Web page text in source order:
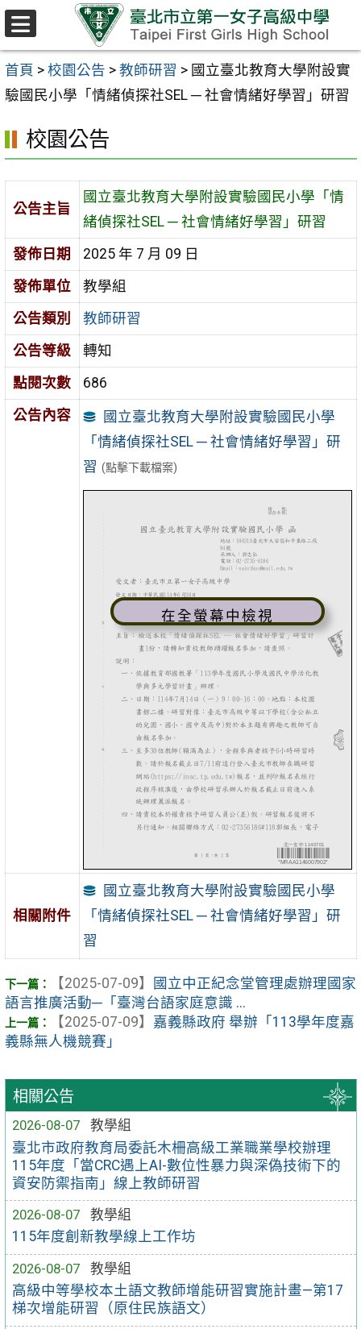
跳至主要內容區
首頁 > 校園公告 > 教師研習 > 國立臺北教育大學附設實
驗國民小學「情緒偵探社SEL ─ 社會情緒好學習」研習
相關公告
2026-08-07
教學組
臺北市政府教育局委託木柵高級工業職業學校辦理
115年度「當CRC遇上AI-數位性暴力與深偽技術下的
資安防禦指南」線上教師研習
2026-08-07
教學組
115年度創新教學線上工作坊
2026-08-07
教學組
高級中等學校本土語文教師增能研習實施計畫—第17
梯次增能研習（原住民族語文）
校園公告
公告主旨
國立臺北教育大學附設實驗國民小學「情
緒偵探社SEL ─ 社會情緒好學習」研習
發佈日期
2025 年 7 月 09 日
發佈單位
教學組
公告類別
教師研習
公告等級
轉知
點閱次數
686
公告內容
國立臺北教育大學附設實驗國民小學
「情緒偵探社SEL ─ 社會情緒好學習」研
習 (點擊下載檔案)
在全螢幕中檢視
相關附件
國立臺北教育大學附設實驗國民小學
「情緒偵探社SEL ─ 社會情緒好學習」研
習
【2025-07-09】
國立中正紀念堂管理處辦理國家
語言推廣活動─「臺灣台語家庭意識 ...
【2025-07-09】 嘉義縣政府 舉辦「113學年度嘉
義縣無人機競賽」
選
單